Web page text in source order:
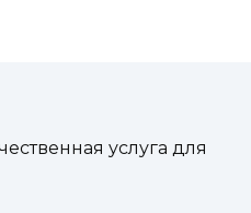
услуга для